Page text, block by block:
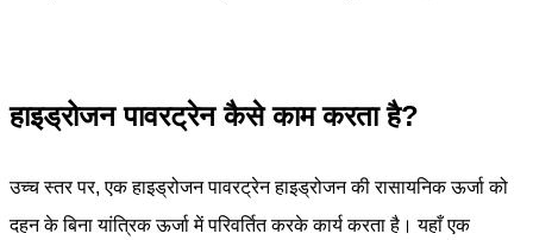
हाइड्रोजन पावरट्रेन कैसे काम करता है?
उच्च स्तर पर, एक हाइड्रोजन पावरट्रेन हाइड्रोजन की रासायनिक ऊर्जा को
दहन के बिना यांत्रिक ऊर्जा में परिवर्तित करके कार्य करता है। यहाँ एक